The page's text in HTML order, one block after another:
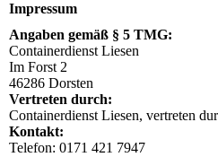
Impressum
Angaben gemäß § 5 TMG:
Containerdienst Liesen
Im Forst 2
46286 Dorsten
Vertreten durch:
Containerdienst Liesen, vertreten
Kontakt:
Telefon: 0171 421 7947